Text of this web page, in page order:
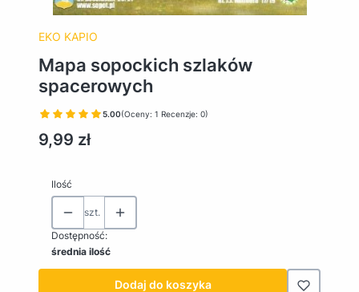
EKO KAPIO
Mapa sopockich szlaków
spacerowych
5.00(Oceny: 1 Recenzje: 0)
Cena
9,99 zł
Ilość
szt.
Dostępność:
średnia ilość
Dodaj do koszyka